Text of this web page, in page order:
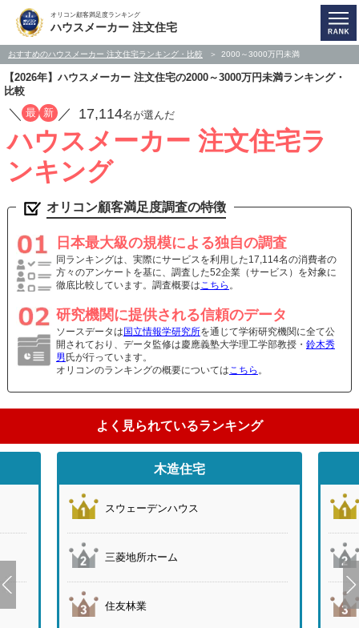
オリコン顧客満足度ランキング
ハウスメーカー 注文住宅
おすすめのハウスメーカー 注文住宅ランキング・比較 2000～3000万円未満
【2026年】ハウスメーカー 注文住宅の2000～3000万円未満ランキング・
比較
／ 最 新 ／ 17,114名が選んだ
ハウスメーカー 注文住宅ラ
ンキング
オリコン顧客満足度調査の特徴
日本最大級の規模による独自の調査
同ランキングは、実際にサービスを利用した17,114名の消費者の
方々のアンケートを基に、調査した52企業（サービス）を対象に
徹底比較しています。調査概要はこちら 。
研究機関に提供される信頼のデータ
ソースデータは 国立情報学研究所を通じて学術研究機関に全て公
開されており、データ監修は慶應義塾大学理工学部教授・ 鈴木秀
男 氏が行っています。
オリコンのランキングの概要についてはこちら 。
よく見られているランキング
木造住宅
スウェーデンハウス
三菱地所ホーム
住友林業